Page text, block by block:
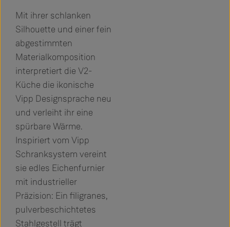
Mit ihrer schlanken
Silhouette und einer fein
abgestimmten
Materialkomposition
interpretiert die V2-
Küche die ikonische
Vipp Designsprache neu
und verleiht ihr eine
spürbare Wärme.
Inspiriert vom Vipp
Schranksystem vereint
sie edles Eichenfurnier
mit industrieller
Präzision: Ein filigranes,
pulverbeschichtetes
Stahlgestell trägt